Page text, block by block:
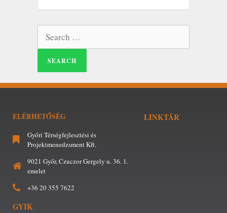
ELÉRHETŐSÉG
Győri Térségfejlesztési és
Projektmenedzsment Kft.
9021 Győr, Czuczor Gergely u. 36. 1.
emelet
+36 20 355 7622
LINKTÁR
GYIK